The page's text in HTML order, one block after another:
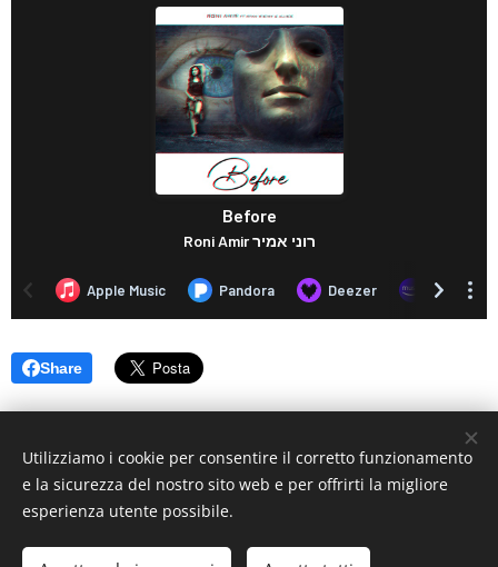
Share
© 2019 www.artistionline.tv
Email: info@artistionline.tv Tel.3925001708 P.IVA 02838250351
Utilizziamo i cookie per consentire il corretto funzionamento
e la sicurezza del nostro sito web e per offrirti la migliore
esperienza utente possibile.